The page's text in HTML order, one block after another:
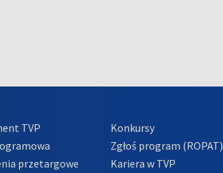
TVP
przetargowe
Konkursy
Zgłoś program (ROPAT)
Kariera w TVP